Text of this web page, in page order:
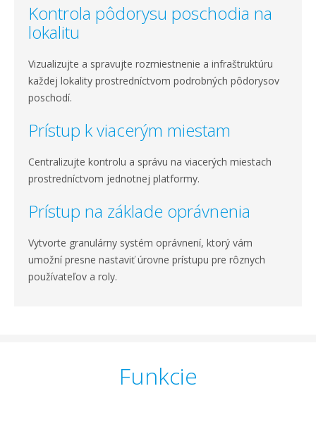
Kontrola pôdorysu poschodia na
lokalitu
Vizualizujte a spravujte rozmiestnenie a infraštruktúru
každej lokality prostredníctvom podrobných pôdorysov
poschodí.
Prístup k viacerým miestam
Centralizujte kontrolu a správu na viacerých miestach
prostredníctvom jednotnej platformy.
Prístup na základe oprávnenia
Vytvorte granulárny systém oprávnení, ktorý vám
umožní presne nastaviť úrovne prístupu pre rôznych
používateľov a roly.
Funkcie